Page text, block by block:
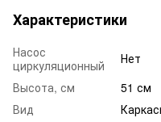
Характеристики
Насос
циркуляционный
Нет
Высота, см
51 см
Вид